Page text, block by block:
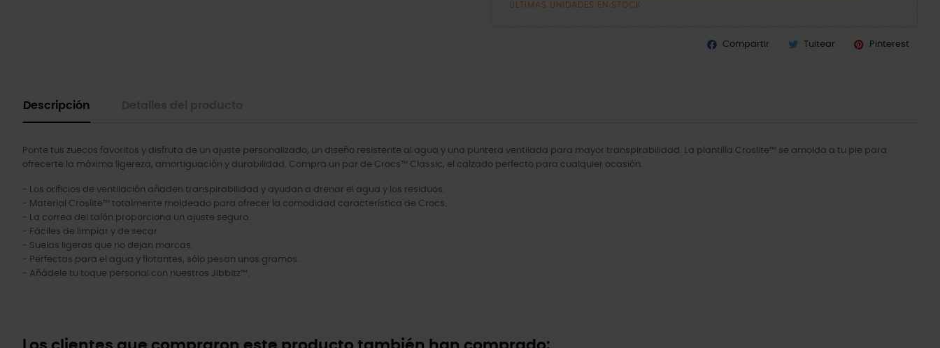
ÚLTIMAS UNIDADES EN STOCK
Compartir Tuitear Pinterest
Descripción
Ponte tus zuecos favoritos y disfruta de un ajuste personalizado, un diseño resistente al agua y una puntera ventilada para mayor transpirabilidad. La plantilla Croslite™ se amolda a tu pie para
ofrecerte la máxima ligereza, amortiguación y durabilidad. Compra un par de Crocs™ Classic, el calzado perfecto para cualquier ocasión.
- Los orificios de ventilación añaden transpirabilidad y ayudan a drenar el agua y los residuos.
- Material Croslite™ totalmente moldeado para ofrecer la comodidad característica de Crocs.
- La correa del talón proporciona un ajuste seguro.
- Fáciles de limpiar y de secar.
- Suelas ligeras que no dejan marcas.
- Perfectas para el agua y flotantes, sólo pesan unos gramos.
- Añádele tu toque personal con nuestros Jibbitz™.